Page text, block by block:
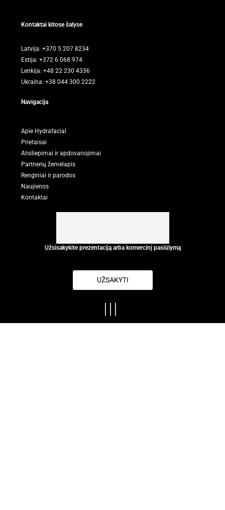
Kontaktai kitose šalyse
Latvija: +370 5 207 8234
Estija: +372 6 068 974
Lenkija: +48 22 230 4336
Ukraina: +38 044 300 2222
Navigacija
Apie Hydrafacial
Prietaisai
Atsiliepimai ir apdovanojimai
Partnerių žemėlapis
Renginiai ir parodos
Naujienos
Kontaktai
Užsisakykite prezentaciją arba komercinį pasiūlymą
UŽSAKYTI